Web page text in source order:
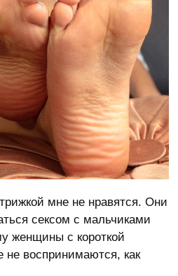
мне не нравятся. Они
сексом с мальчиками
женщины с короткой
воспринимаются, как